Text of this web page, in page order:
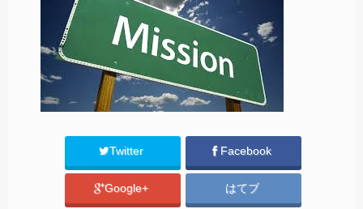
Twitter Facebook
Google+ はてブ